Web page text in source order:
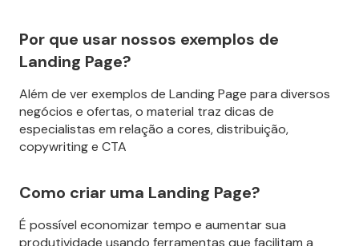
Por que usar nossos exemplos de
Landing Page?
Além de ver exemplos de Landing Page para diversos
negócios e ofertas, o material traz dicas de
especialistas em relação a cores, distribuição,
copywriting e CTA
Como criar uma Landing Page?
É possível economizar tempo e aumentar sua
produtividade usando ferramentas que facilitam a